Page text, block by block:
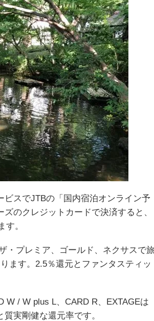
スでJTBの「国内宿泊オンライン予
のクレジットカードで決済すると、
。
・プレミア、ゴールド、ネクサスで旅
ます。2.5％還元とファンタスティッ
W / W plus L、CARD R、EXTAGEは
実剛健な還元率です。